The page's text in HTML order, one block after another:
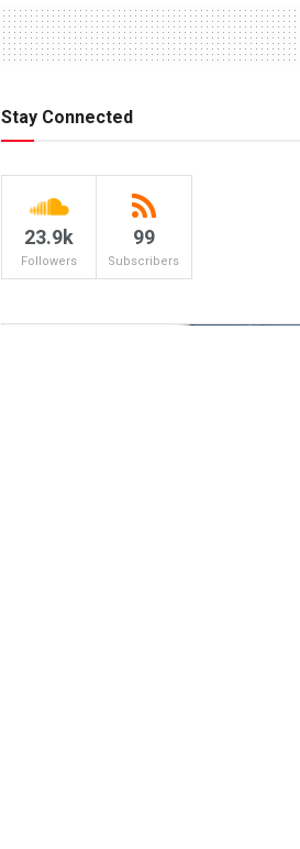
Stay Connected
23.9k
Followers
99
Subscribers